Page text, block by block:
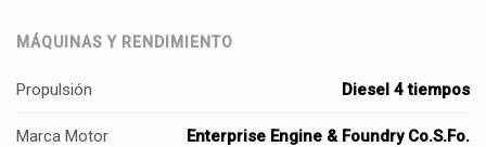
MÁQUINAS Y RENDIMIENTO
Propulsión Diesel 4 tiempos
Marca Motor Enterprise Engine & Foundry Co.S.Fo.